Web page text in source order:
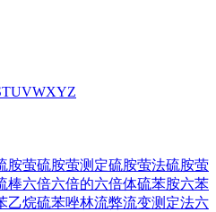
TUVWXYZ
胺萤硫胺萤测定硫胺萤法硫胺萤
棒六倍六倍的六倍体硫苯胺六苯
乙烷硫苯唑林流弊流变测定法六